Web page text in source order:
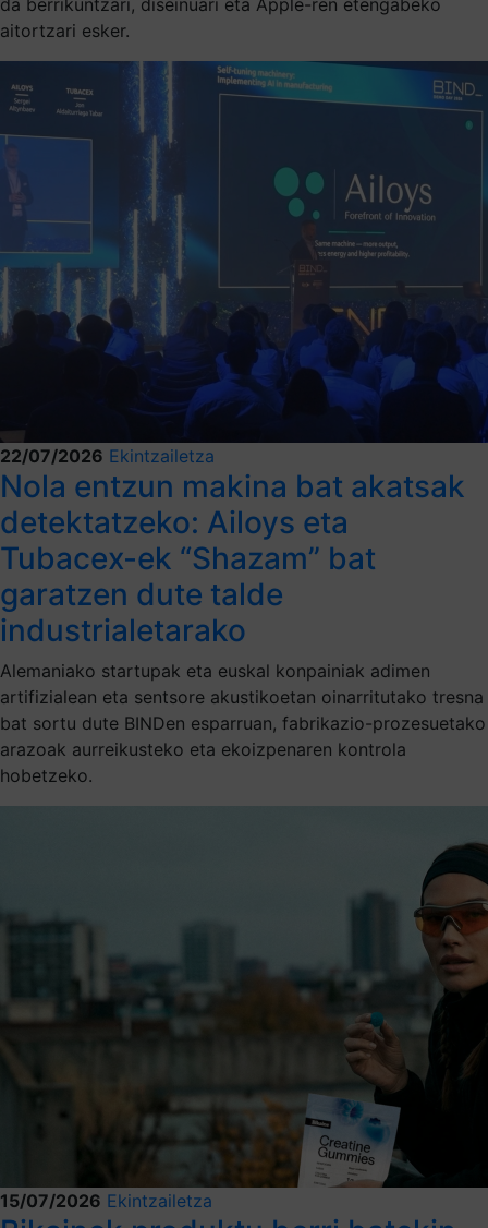
aitortzari esker.
22/07/2026 Ekintzailetza
Nola entzun makina bat akatsak
detektatzeko: Ailoys eta
Tubacex-ek “Shazam” bat
garatzen dute talde
industrialetarako
Alemaniako startupak eta euskal konpainiak adimen
artifizialean eta sentsore akustikoetan oinarritutako tresna
bat sortu dute BINDen esparruan, fabrikazio-prozesuetako
arazoak aurreikusteko eta ekoizpenaren kontrola
hobetzeko.
15/07/2026 Ekintzailetza